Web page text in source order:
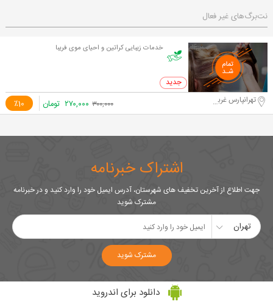
نت‌برگ‌های غیر فعال
خدمات زیبایی کراتین و احیای موی فریبا
0 خرید
٪10 تهرانپارس غربی، گلبرگ شرقی ۳۰۰,۰۰۰ ۲۷۰,۰۰۰ تومان
اشتراک خبرنامه
جهت اطلاع از آخرین تخفیف های شهرستان، آدرس ایمیل خود را وارد کنید و در خبرنامه
مشترک شوید
تهران
مشترک شوید
دانلود برای اندروید